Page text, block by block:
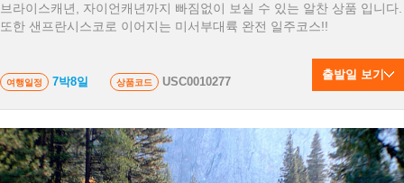
브라이스캐년, 자이언캐년까지 빠짐없이 보실 수 있는 알찬 상품 입니다.
또한 샌프란시스코로 이어지는 미서부대륙 완전 일주코스!!
여행일정 7박8일 상품코드 USC0010277
출발일 보기